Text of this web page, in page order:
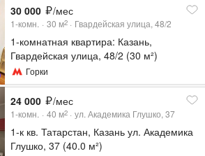
30 000 /мес
1-комн. 30 м2 Гвардейская улица, 48/2
1-комнатная квартира: Казань,
Гвардейская улица, 48/2 (30 м²)
Горки
24 000 /мес
1-комн. 40 м2 ул. Академика Глушко, 37
1-к кв. Татарстан, Казань ул. Академика
Глушко, 37 (40.0 м²)